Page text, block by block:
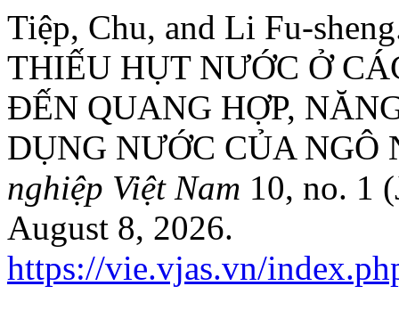
Tiệp, Chu, and Li Fu-
THIẾU HỤT NƯỚC Ở
ĐẾN QUANG HỢP,
DỤNG NƯỚC CỦA NGÔ
nghiệp Việt Nam 10, no. 1
August 8, 2026.
https://vie.vjas.vn/